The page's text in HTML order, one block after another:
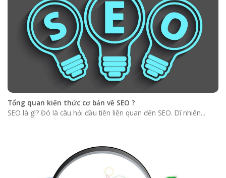
Tổng quan kiến thức cơ bản về SEO ?
SEO là gì? Đó là câu hỏi đầu tiên liên quan đến SEO. Dĩ nhiên...